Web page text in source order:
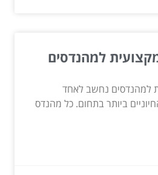
למהנדסים
למהנדסים נחשב לאחד
ביותר בתחום. כל מהנדס